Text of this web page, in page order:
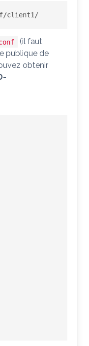
client1/
(il faut
publique de
obtenir